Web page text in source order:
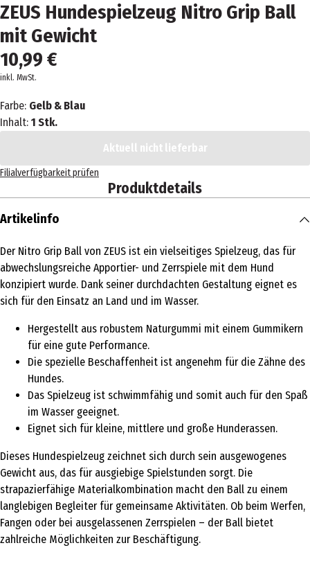
ZEUS Hundespielzeug Nitro Grip Ball
mit Gewicht
10,99 €
inkl. MwSt.
Farbe: Gelb & Blau
Inhalt: 1 Stk.
Aktuell nicht lieferbar
Filialverfügbarkeit prüfen
Produktdetails
Artikelinfo
Der Nitro Grip Ball von ZEUS ist ein vielseitiges Spielzeug, das für
abwechslungsreiche Apportier- und Zerrspiele mit dem Hund
konzipiert wurde. Dank seiner durchdachten Gestaltung eignet es
sich für den Einsatz an Land und im Wasser.
Hergestellt aus robustem Naturgummi mit einem Gummikern
für eine gute Performance.
Die spezielle Beschaffenheit ist angenehm für die Zähne des
Hundes.
Das Spielzeug ist schwimmfähig und somit auch für den Spaß
im Wasser geeignet.
Eignet sich für kleine, mittlere und große Hunderassen.
Dieses Hundespielzeug zeichnet sich durch sein ausgewogenes
Gewicht aus, das für ausgiebige Spielstunden sorgt. Die
strapazierfähige Materialkombination macht den Ball zu einem
langlebigen Begleiter für gemeinsame Aktivitäten. Ob beim Werfen,
Fangen oder bei ausgelassenen Zerrspielen – der Ball bietet
zahlreiche Möglichkeiten zur Beschäftigung.